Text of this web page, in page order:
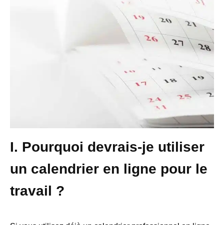
I. Pourquoi devrais-je utiliser
un calendrier en ligne pour le
travail ?